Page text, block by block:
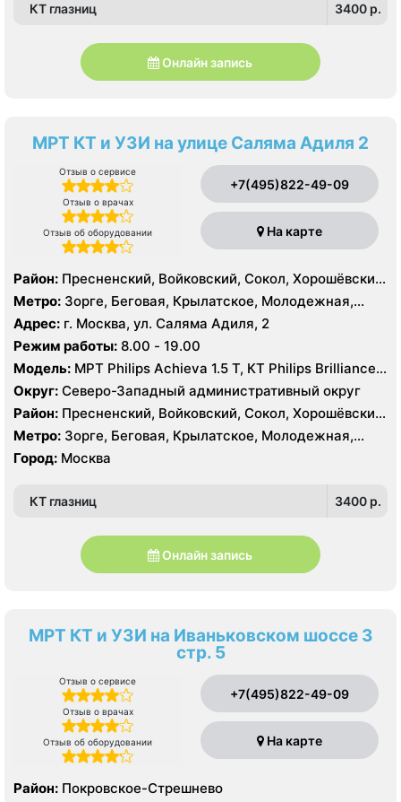
КТ глазниц 3400 p.
Онлайн запись
МРТ КТ и УЗИ на улице Саляма Адиля 2
Отзыв о сервисе
Отзыв о врачах
Отзыв об оборудовании
+7(495)822-49-09
На карте
Район: Пресненский, Войковский, Сокол, Хорошёвский,
Крылатское, Кунцево, Филёвский Парк, Северное
Тушино, Строгино, Хорошёво-Мнёвники, Щукино,
Южное Тушино
Метро: Зорге, Беговая, Крылатское, Молодежная,
Октябрьское поле, Панфиловская, Полежаевская,
Хорошево, Хорошевская, ЦСКА, Щукинская, Мнёвники,
Народное Ополчение
Адрес: г. Москва, ул. Саляма Адиля, 2
Режим работы: 8.00 - 19.00
Модель: МРТ Philips Achieva 1.5 T, КТ Philips Brilliance
64 среза, УЗИ GE Voluson E8, ESAOTE MYLAB TWICE
Округ: Северо-Западный административный округ
Район: Пресненский, Войковский, Сокол, Хорошёвский,
Крылатское, Кунцево, Филёвский Парк, Северное
Тушино, Строгино, Хорошёво-Мнёвники, Щукино,
Южное Тушино
Метро: Зорге, Беговая, Крылатское, Молодежная,
Октябрьское поле, Панфиловская, Полежаевская,
Хорошево, Хорошевская, ЦСКА, Щукинская, Мнёвники,
Город: Москва
КТ глазниц 3400 p.
Онлайн запись
МРТ КТ и УЗИ на Иваньковском шоссе 3
стр. 5
Отзыв о сервисе
Отзыв о врачах
Отзыв об оборудовании
+7(495)822-49-09
На карте
Район: Покровское-Стрешнево